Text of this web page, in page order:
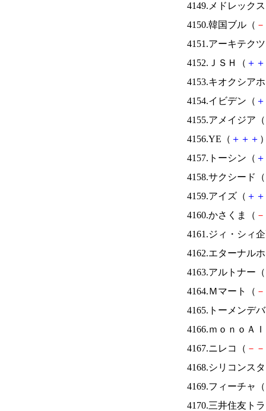
4149.メドレック
4150.韓国ブル（ －
4151.アーキテク
4152.ＪＳＨ（ ＋ ＋
4153.キオクシア
4154.イビデン（ ＋
4155.アメイジア（
4156.YE（ ＋ ＋ ＋
4157.トーシン（ ＋
4158.サクシード（
4159.アイズ（ ＋ ＋
4160.かさくま（ －
4161.ジィ・シィ
4162.エターナル
4163.アルトナー（
4164.Ｍマート（ －
4165.トーメンデ
4166.ｍｏｎｏＡ
4167.ニレコ（ － －
4168.シリコンス
4169.フィーチャ（
4170.三井住友ト